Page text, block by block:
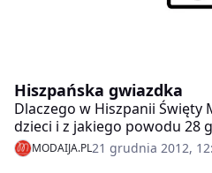
Hiszpańska gwiazdka
Dlaczego w Hiszpanii Święty
dzieci i z jakiego powodu 28
sobie żarty? Wigilia bez
zastawionym mięsnymi
MODAIJA.PL21 grudnia 2012,